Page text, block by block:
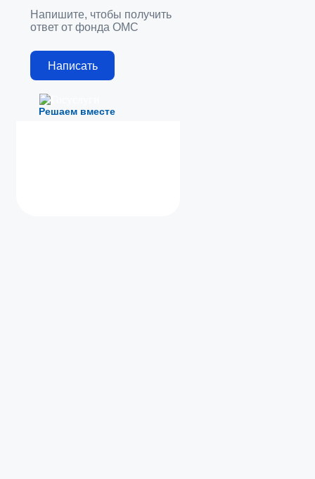
Решаем вместе
Напишите, чтобы получить
ответ от фонда ОМС
Написать